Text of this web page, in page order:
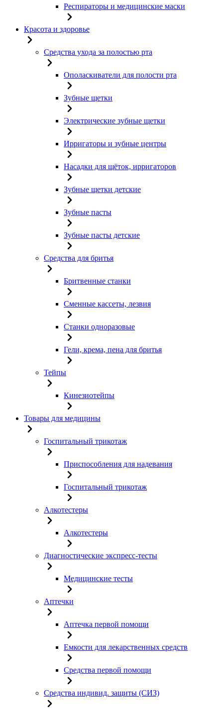
Респираторы и медицинские маски
Красота и здоровье
Средства ухода за полостью рта
Ополаскиватели для полости рта
Зубные щетки
Электрические зубные щетки
Ирригаторы и зубные центры
Насадки для щёток, ирригаторов
Зубные щетки детские
Зубные пасты
Зубные пасты детские
Средства для бритья
Бритвенные станки
Сменные кассеты, лезвия
Станки одноразовые
Гели, крема, пена для бритья
Тейпы
Кинезиотейпы
Товары для медицины
Госпитальный трикотаж
Приспособления для надевания
Госпитальный трикотаж
Алкотестеры
Алкотестеры
Диагностические экспресс-тесты
Медицинские тесты
Аптечки
Аптечка первой помощи
Емкости для лекарственных средств
Средства первой помощи
Средства индивид. защиты (СИЗ)